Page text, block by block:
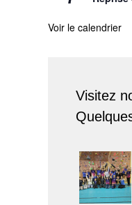
Voir le calendrier
Visitez